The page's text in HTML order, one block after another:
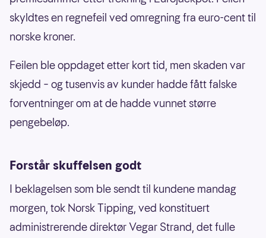
skyldtes en regnefeil ved omregning fra euro-cent til
norske kroner.
Feilen ble oppdaget etter kort tid, men skaden var
skjedd – og tusenvis av kunder hadde fått falske
forventninger om at de hadde vunnet større
pengebeløp.
Forstår skuffelsen godt
I beklagelsen som ble sendt til kundene mandag
morgen, tok Norsk Tipping, ved konstituert
administrerende direktør Vegar Strand, det fulle